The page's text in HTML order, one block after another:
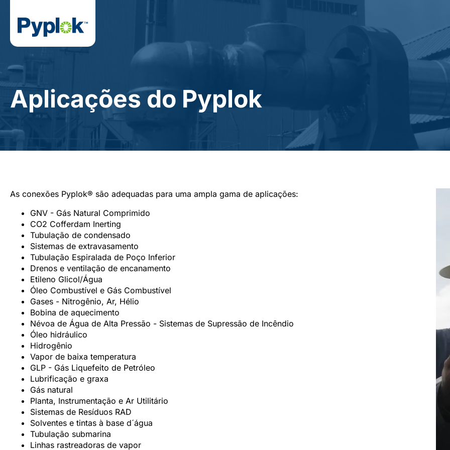
Aplicações do Pyplok
As conexões Pyplok® são adequadas para uma ampla gama de aplicações:
GNV - Gás Natural Comprimido
CO2 Cofferdam Inerting
Tubulação de condensado
Sistemas de extravasamento
Tubulação Espiralada de Poço Inferior
Drenos e ventilação de encanamento
Etileno Glicol/Água
Óleo Combustível e Gás Combustível
Gases - Nitrogênio, Ar, Hélio
Bobina de aquecimento
Névoa de Água de Alta Pressão - Sistemas de Supressão de Incêndio
Óleo hidráulico
Hidrogênio
Vapor de baixa temperatura
GLP - Gás Liquefeito de Petróleo
Lubrificação e graxa
Gás natural
Planta, Instrumentação e Ar Utilitário
Sistemas de Resíduos RAD
Solventes e tintas à base d´água
Tubulação submarina
Linhas rastreadoras de vapor